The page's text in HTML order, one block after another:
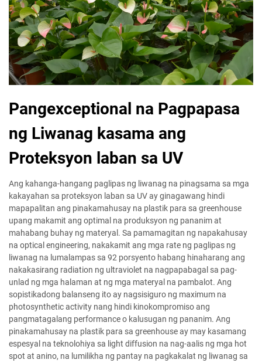
Pangexceptional na Pagpapasa
ng Liwanag kasama ang
Proteksyon laban sa UV
Ang kahanga-hangang paglipas ng liwanag na pinagsama sa mga
kakayahan sa proteksyon laban sa UV ay ginagawang hindi
mapapalitan ang pinakamahusay na plastik para sa greenhouse
upang makamit ang optimal na produksyon ng pananim at
mahabang buhay ng materyal. Sa pamamagitan ng napakahusay
na optical engineering, nakakamit ang mga rate ng paglipas ng
liwanag na lumalampas sa 92 porsyento habang hinaharang ang
nakakasirang radiation ng ultraviolet na nagpapabagal sa pag-
unlad ng mga halaman at ng mga materyal na pambalot. Ang
sopistikadong balanseng ito ay nagsisiguro ng maximum na
photosynthetic activity nang hindi kinokompromiso ang
pangmatagalang performance o kalusugan ng pananim. Ang
pinakamahusay na plastik para sa greenhouse ay may kasamang
espesyal na teknolohiya sa light diffusion na nag-aalis ng mga hot
spot at anino, na lumilikha ng pantay na pagkakalat ng liwanag sa